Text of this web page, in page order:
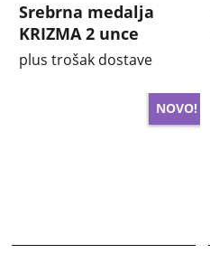
Srebrna medalja
KRIZMA 2 unce
plus trošak dostave
NOVO!